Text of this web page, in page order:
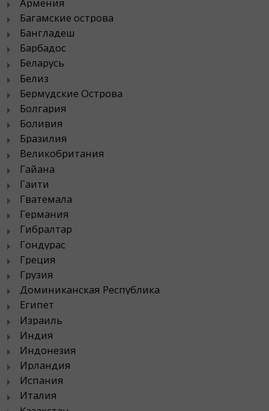
Багамские острова
Бангладеш
Барбадос
Беларусь
Белиз
Бермудские Острова
Болгария
Боливия
Бразилия
Великобритания
Гайана
Гаити
Гватемала
Германия
Гибралтар
Гондурас
Греция
Грузия
Доминиканская Республика
Египет
Израиль
Индия
Индонезия
Ирландия
Испания
Италия